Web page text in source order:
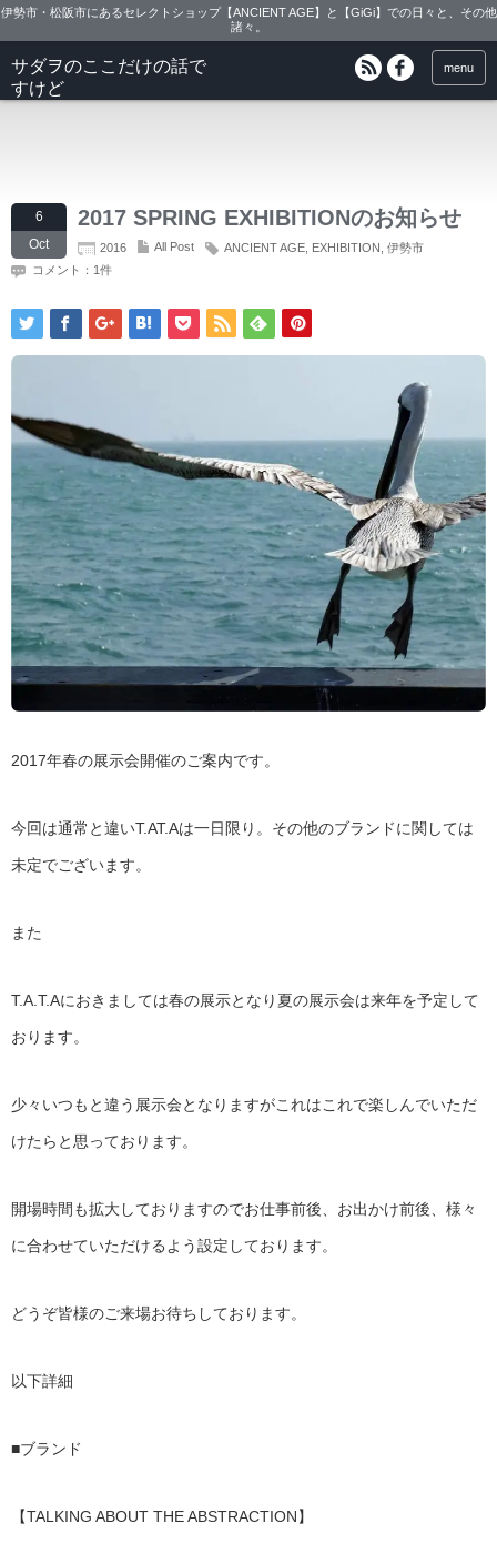
伊勢市・松阪市にあるセレクトショップ【ANCIENT AGE】と【GiGi】での日々と、その他
諸々。
サダヲのここだけの話で
すけど
menu
6
Oct
2017 SPRING EXHIBITIONのお知らせ
2016 All Post ANCIENT AGE EXHIBITION 伊勢市
コメント：1件
2017年春の展示会開催のご案内です。
今回は通常と違いT.AT.Aは一日限り。その他のブランドに関しては
未定でございます。
また
T.A.T.Aにおきましては春の展示となり夏の展示会は来年を予定して
おります。
少々いつもと違う展示会となりますがこれはこれで楽しんでいただ
けたらと思っております。
開場時間も拡大しておりますのでお仕事前後、お出かけ前後、様々
に合わせていただけるよう設定しております。
どうぞ皆様のご来場お待ちしております。
以下詳細
■ブランド
【TALKING ABOUT THE ABSTRACTION】